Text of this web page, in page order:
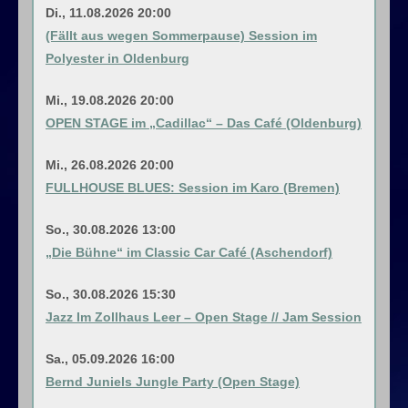
Gig-Termine
Session-Videos
Session-Audios
Playalong-Videos
Netzsession-Videos
Di., 11.08.2026 20:00
(Fällt aus wegen Sommerpause) Session im
Polyester in Oldenburg
Mi., 19.08.2026 20:00
OPEN STAGE im „Cadillac“ – Das Café (Oldenburg)
Mi., 26.08.2026 20:00
FULLHOUSE BLUES: Session im Karo (Bremen)
So., 30.08.2026 13:00
„Die Bühne“ im Classic Car Café (Aschendorf)
So., 30.08.2026 15:30
Jazz Im Zollhaus Leer – Open Stage // Jam Session
Sa., 05.09.2026 16:00
Bernd Juniels Jungle Party (Open Stage)